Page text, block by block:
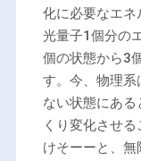
化に必要なエネ
光量子1個分の
個の状態から3
す。今、物理系
ない状態にあ
くり変化させ
けそーーと、